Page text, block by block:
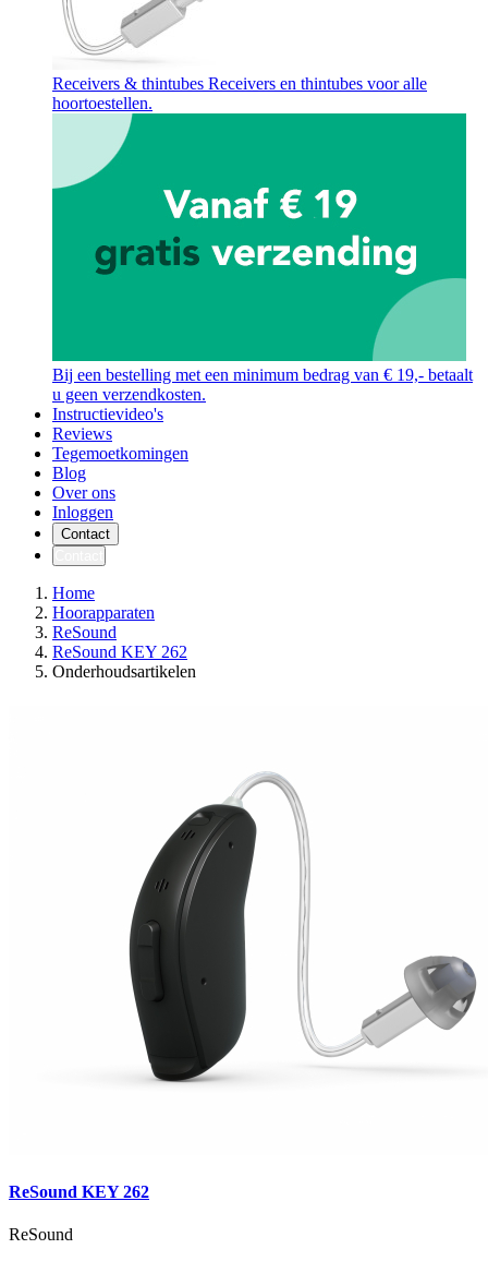
Receivers & thintubes Receivers en thintubes voor alle
hoortoestellen.
Bij een bestelling met een minimum bedrag van € 19,- betaalt
u geen verzendkosten.
Instructievideo's
Reviews
Tegemoetkomingen
Blog
Over ons
Inloggen
Contact
Home
Hoorapparaten
ReSound
ReSound KEY 262
Onderhoudsartikelen
ReSound KEY 262
ReSound